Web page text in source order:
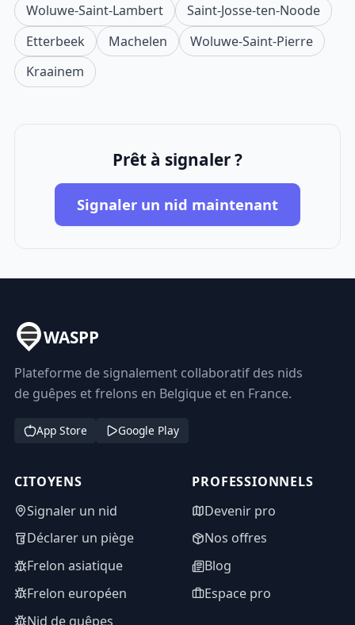
Woluwe-Saint-Lambert
Saint-Josse-ten-Noode
Etterbeek
Machelen
Woluwe-Saint-Pierre
Kraainem
Prêt à signaler ?
Signaler un nid maintenant
WASPP
Plateforme de signalement collaboratif des nids
de guêpes et frelons en Belgique et en France.
App Store Google Play
CITOYENS
Signaler un nid
Déclarer un piège
Frelon asiatique
Frelon européen
Nid de guêpes
PROFESSIONNELS
Devenir pro
Nos offres
Blog
Espace pro